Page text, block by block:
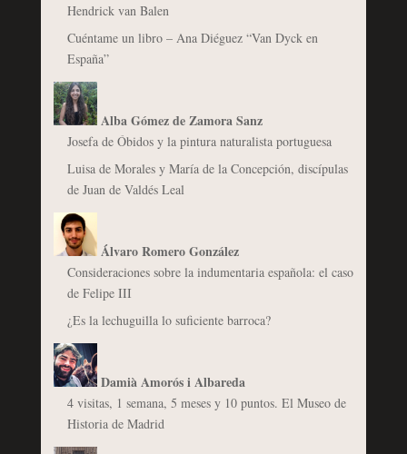
Hendrick van Balen
Cuéntame un libro – Ana Diéguez “Van Dyck en
España”
Alba Gómez de Zamora Sanz
Josefa de Óbidos y la pintura naturalista portuguesa
Luisa de Morales y María de la Concepción, discípulas
de Juan de Valdés Leal
Álvaro Romero González
Consideraciones sobre la indumentaria española: el caso
de Felipe III
¿Es la lechuguilla lo suficiente barroca?
Damià Amorós i Albareda
4 visitas, 1 semana, 5 meses y 10 puntos. El Museo de
Historia de Madrid